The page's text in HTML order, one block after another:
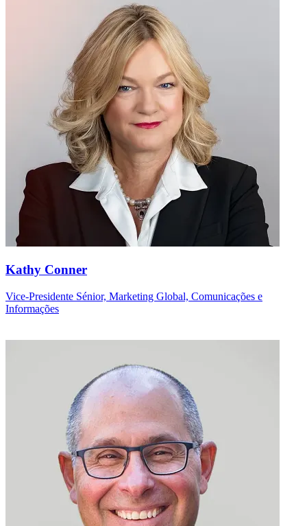
Kathy Conner
Vice-Presidente Sénior, Marketing Global, Comunicações e
Informações